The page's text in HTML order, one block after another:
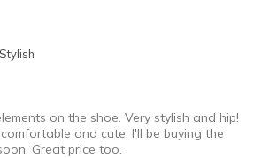
Stylish
on the shoe. Very stylish and hip!
and cute. I'll be buying the
Great price too.